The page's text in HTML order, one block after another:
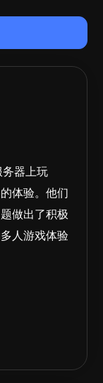
器上玩
体验。他们
做出了积极
人游戏体验